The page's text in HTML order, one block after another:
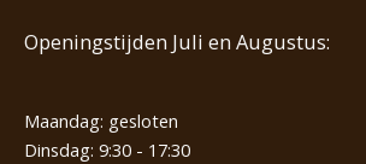
Openingstijden Juli en Augustus:
Maandag: gesloten
Dinsdag: 9:30 - 17:30